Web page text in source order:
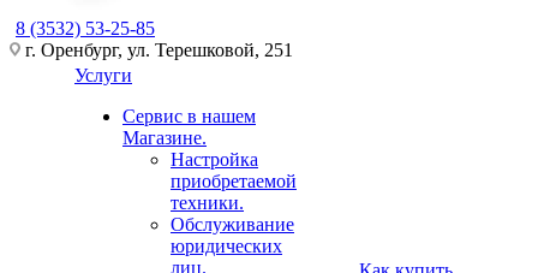
8 (3532) 53-25-85
г. Оренбург, ул. Терешковой, 251
Услуги
Сервис в нашем
Магазине.
Настройка
приобретаемой
техники.
Обслуживание
юридических
лиц.